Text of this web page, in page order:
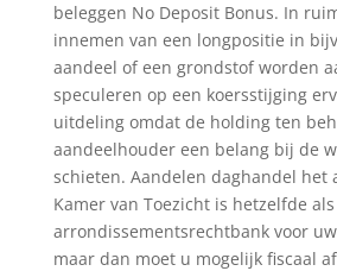
beleggen No Deposit Bonus. In
innemen van een longpositie in
aandeel of een grondstof worden
speculeren op een koersstijging
uitdeling omdat de holding ten
aandeelhouder een belang bij de
schieten. Aandelen daghandel het
Kamer van Toezicht is hetzelfde
arrondissementsrechtbank voor
maar dan moet u mogelijk fiscaal